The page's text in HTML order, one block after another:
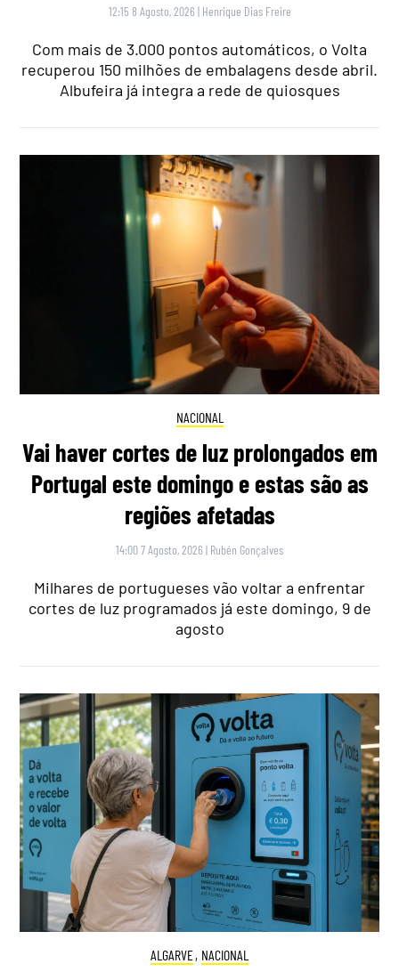
12:15 8 Agosto, 2026 | Henrique Dias Freire
Com mais de 3.000 pontos automáticos, o Volta
recuperou 150 milhões de embalagens desde abril.
Albufeira já integra a rede de quiosques
NACIONAL
Vai haver cortes de luz prolongados em
Portugal este domingo e estas são as
regiões afetadas
14:00 7 Agosto, 2026 | Rubén Gonçalves
Milhares de portugueses vão voltar a enfrentar
cortes de luz programados já este domingo, 9 de
agosto
ALGARVE, NACIONAL